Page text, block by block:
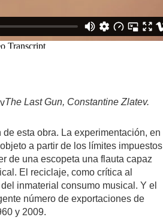
The Last Gun, Constantine Zlatev.
esta obra. La experimentación, en
a partir de los límites impuestos
de una escopeta una flauta capaz
El reciclaje, como crítica al
inmaterial consumo musical. Y el
número de exportaciones de
y 2009.